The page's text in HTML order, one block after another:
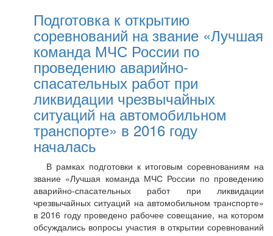
Подготовка к открытию
соревнований на звание «Лучшая
команда МЧС России по
проведению аварийно-
спасательных работ при
ликвидации чрезвычайных
ситуаций на автомобильном
транспорте» в 2016 году
началась
В рамках подготовки к итоговым соревнованиям на
звание «Лучшая команда МЧС России по проведению
аварийно-спасательных работ при ликвидации
чрезвычайных ситуаций на автомобильном транспорте»
в 2016 году проведено рабочее совещание, на котором
обсуждались вопросы участия в открытии соревнований